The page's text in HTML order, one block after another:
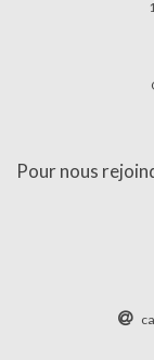
Pour nous